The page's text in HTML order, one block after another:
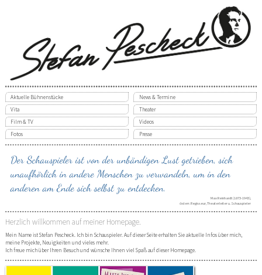
Aktuelle Bühnenstücke
News & Termine
Vita
Theater
Film & TV
Videos
Fotos
Presse
Der Schauspieler ist von der unbändigen Lust getrieben, sich
unaufhörlich in andere Menschen zu verwandeln, um in den
anderen am Ende sich selbst zu entdecken.
Max Reinhardt(1873-1943),
österr. Regisseur, Theaterleiter u. Schauspieler
Herzlich willkommen auf meiner Homepage.
Mein Name ist Stefan Pescheck. Ich bin Schauspieler. Auf dieser Seite erhalten Sie aktuelle Infos über mich,
meine Projekte, Neuigkeiten und vieles mehr.
Ich freue mich über Ihren Besuch und wünsche Ihnen viel Spaß auf dieser Homepage.